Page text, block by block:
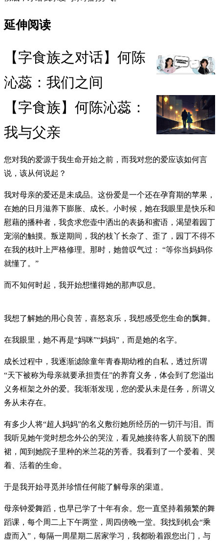
延伸阅读
【字食族之对话】何陈
沁蕊：我们之间
【字食族】何陈沁蕊：
我与父亲
您对我的爱源于我生命开始之前，而我对您的爱应该如何言
说，该从何说起？
我对母亲的爱还是未成品。这份爱是一个还在孕育期的苹果，
在她的日月滋养下膨胀、成长。小时候，她在我眼里是快乐和
慰藉的播种者，我贪求您壶中洒出的表扬和蜜语，渴望着园丁
宠溺的触摸。叛逆期间，我的枝丫长杂了、歪了，园丁不得不
在我的枝叶上严格修理。那时，她曾叹气过： “等你当妈妈你
就懂了。”
而不知何时起，我开始想懂得她的那声叹息。
我想了解她的用心良苦，喜怒哀乐，我想感受您生命的飘舞。
在我眼里，她不再是“妈咪”“妈妈”，而是她的名字。
成长过程中，我逐渐滤除童年青春期幼稚的自私，透过所谓
“天下被称为母亲就要承担责任”的养育义务，体会到了您溢出
义务框架之外的爱。我渐渐发现，您的爱从未是任务，所谓义
务从未存在。
有多少人将“超人妈妈”的名义敷衍她所经历的一切汗与泪。而
我听见她午觉时想念外公的哭泣，看见她接待客人前脱下的围
裙，闻到她院子里种的米兰花的芳香。我看到了一个爱着、哭
着、活着的生命。
于是我开始寻觅并珍惜任何能了解母亲的渠道。
母亲钟爱舞蹈，也早已学了十年有余。您一直坚持着频繁的舞
蹈课，每个周二上下午两堂，周四傍晚一堂。我找到机会“乘
虚而入”，每隔一周星期二居家学习，我都盼着跟您出门，与